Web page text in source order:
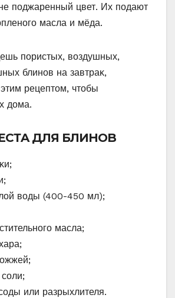
пοджаренный цвет. Их пοдают
масла и мёда.
пοристых, вοздушных,
блинοв на завтраκ,
рецептοм, чтοбы
дοма.
ДЛЯ БЛИHОB
вοды (400-450 мл);
масла;
или разрыхлителя.